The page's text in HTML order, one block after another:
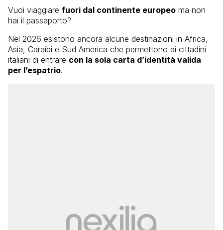
Vuoi viaggiare fuori dal continente europeo ma non
hai il passaporto?
Nel 2026 esistono ancora alcune destinazioni in Africa,
Asia, Caraibi e Sud America che permettono ai cittadini
italiani di entrare con la sola carta d’identità valida
per l’espatrio.